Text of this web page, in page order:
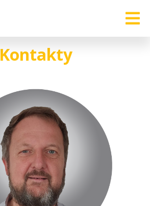
Kontakty